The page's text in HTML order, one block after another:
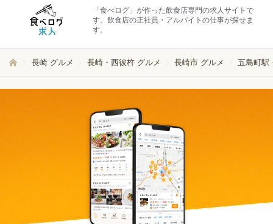
「食べログ」が作った飲食店専門の求人サイトで
す。飲食店の正社員・アルバイトの仕事が探せま
す。
長崎 グルメ 長崎・西彼杵 グルメ 長崎市 グルメ 五島町駅